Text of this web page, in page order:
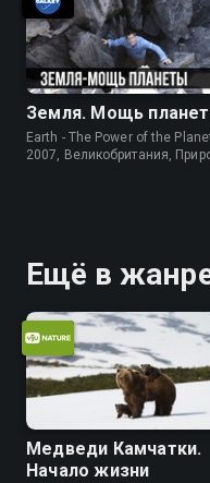
Земля. Мощь
Earth - The Power of the
2007, Великобритания,
Ещё в
Медведи Камчатки.
Начало жизни